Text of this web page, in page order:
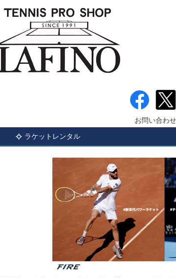
お問い合わ
ラケットレンタル